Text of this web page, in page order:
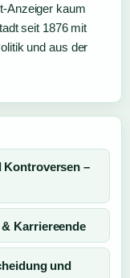
Anzeiger kaum
seit 1876 mit
und aus der
Kontroversen –
Karriereende
und